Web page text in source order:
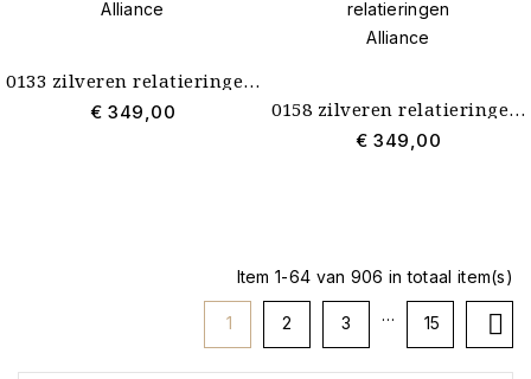
0133 zilveren relatieringen Alliance
€ 349,00 0158 zilveren relatieringen Alliance
€ 349,00
Item 1-64 van 906 in totaal item(s)
1 2 3 … 15 